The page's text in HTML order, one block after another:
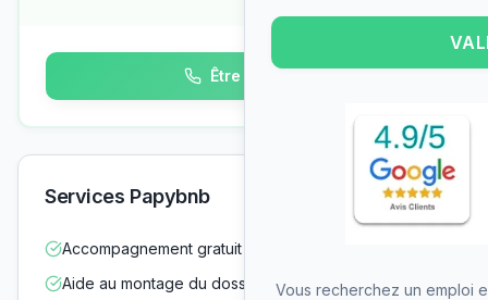
Être rappelé
Services Papybnb
Accompagnement gratuit dans vos démarches
Aide au montage du dossier d'admissionVous recherchez un emploi